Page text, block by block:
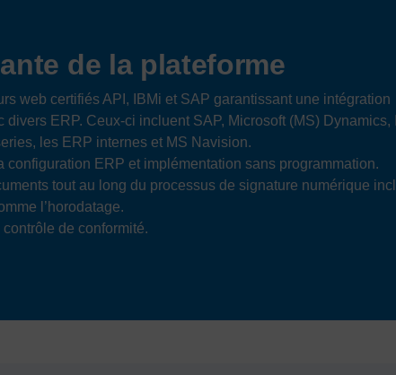
de la plateforme
web certifiés API, IBMi et SAP garantissant une intégration
divers ERP. Ceux-ci incluent SAP, Microsoft (MS) Dynamics,
les ERP internes et MS Navision.
configuration ERP et implémentation sans programmation.
tout au long du processus de signature numérique
l’horodatage.
de conformité.